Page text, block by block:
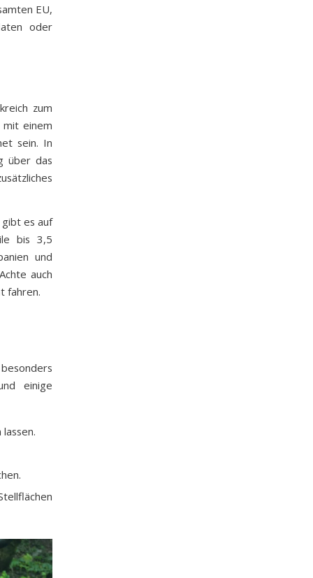
EU,
oder
zum
mit einem
sein. In
über das
gibt es auf
bis 3,5
und
auch
fahren.
einige